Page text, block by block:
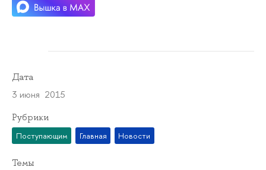
Дата
3 июня 2015
Рубрики
Поступающим Главная Новости
Темы